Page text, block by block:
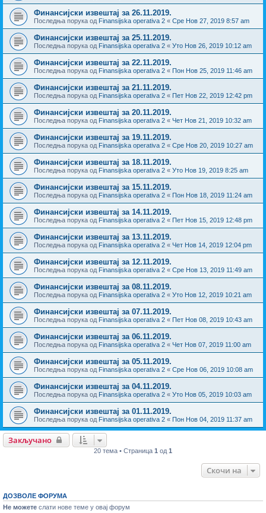
Финансијски извештај за 26.11.2019.
Последња порука од Finansijska operativa 2 « Сре Нов 27, 2019 8:57 am
Финансијски извештај за 25.11.2019.
Последња порука од Finansijska operativa 2 « Уто Нов 26, 2019 10:12 am
Финансијски извештај за 22.11.2019.
Последња порука од Finansijska operativa 2 « Пон Нов 25, 2019 11:46 am
Финансијски извештај за 21.11.2019.
Последња порука од Finansijska operativa 2 « Пет Нов 22, 2019 12:42 pm
Финансијски извештај за 20.11.2019.
Последња порука од Finansijska operativa 2 « Чет Нов 21, 2019 10:32 am
Финансијски извештај за 19.11.2019.
Последња порука од Finansijska operativa 2 « Сре Нов 20, 2019 10:27 am
Финансијски извештај за 18.11.2019.
Последња порука од Finansijska operativa 2 « Уто Нов 19, 2019 8:25 am
Финансијски извештај за 15.11.2019.
Последња порука од Finansijska operativa 2 « Пон Нов 18, 2019 11:24 am
Финансијски извештај за 14.11.2019.
Последња порука од Finansijska operativa 2 « Пет Нов 15, 2019 12:48 pm
Финансијски извештај за 13.11.2019.
Последња порука од Finansijska operativa 2 « Чет Нов 14, 2019 12:04 pm
Финансијски извештај за 12.11.2019.
Последња порука од Finansijska operativa 2 « Сре Нов 13, 2019 11:49 am
Финансијски извештај за 08.11.2019.
Последња порука од Finansijska operativa 2 « Уто Нов 12, 2019 10:21 am
Финансијски извештај за 07.11.2019.
Последња порука од Finansijska operativa 2 « Пет Нов 08, 2019 10:43 am
Финансијски извештај за 06.11.2019.
Последња порука од Finansijska operativa 2 « Чет Нов 07, 2019 11:00 am
Финансијски извештај за 05.11.2019.
Последња порука од Finansijska operativa 2 « Сре Нов 06, 2019 10:08 am
Финансијски извештај за 04.11.2019.
Последња порука од Finansijska operativa 2 « Уто Нов 05, 2019 10:03 am
Финансијски извештај за 01.11.2019.
Последња порука од Finansijska operativa 2 « Пон Нов 04, 2019 11:37 am
Закључано
20 тема • Страница 1 од 1
Скочи на
ДОЗВОЛЕ ФОРУМА
Не можете слати нове теме у овај форум